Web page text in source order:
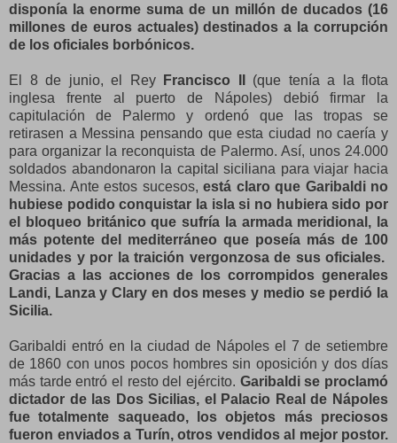
disponía la enorme suma de un millón de ducados (16
millones de euros actuales) destinados a la corrupción
de los oficiales borbónicos.
El 8 de junio, el Rey Francisco II
(que tenía a la flota
inglesa frente al puerto de Nápoles) debió firmar la
capitulación de Palermo y ordenó que las tropas se
retirasen a Messina pensando que esta ciudad no caería y
para organizar la reconquista de Palermo. Así, unos 24.000
soldados abandonaron la capital siciliana para viajar hacia
Messina. Ante estos sucesos, está claro que Garibaldi no
hubiese podido conquistar la isla si no hubiera sido por
el bloqueo británico que sufría la armada meridional, la
más potente del mediterráneo que poseía más de 100
unidades y por la traición vergonzosa de sus oficiales.
Gracias a las acciones de los corrompidos generales
Landi, Lanza y Clary en dos meses y medio se perdió la
Sicilia.
Garibaldi entró en la ciudad de Nápoles el 7 de setiembre
de 1860 con unos pocos hombres sin oposición y dos días
más tarde entró el resto del ejército. Garibaldi se proclamó
dictador de las Dos Sicilias, el Palacio Real de Nápoles
fue totalmente saqueado, los objetos más preciosos
fueron enviados a Turín, otros vendidos al mejor postor.